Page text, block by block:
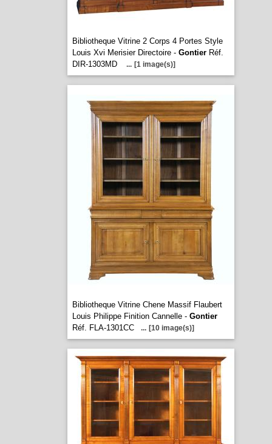
Bibliotheque Vitrine 2 Corps 4 Portes Style
Louis Xvi Merisier Directoire - GontierRéf.
DIR-1303MD
... [1 image(s)]
Bibliotheque Vitrine Chene Massif Flaubert
Louis Philippe Finition Cannelle - Gontier
Réf. FLA-1301CC
... [10 image(s)]